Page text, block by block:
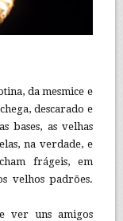
da mesmice e
descarado e
bases, as velhas
na verdade, e
frágeis, em
velhos padrões.
ver uns amigos